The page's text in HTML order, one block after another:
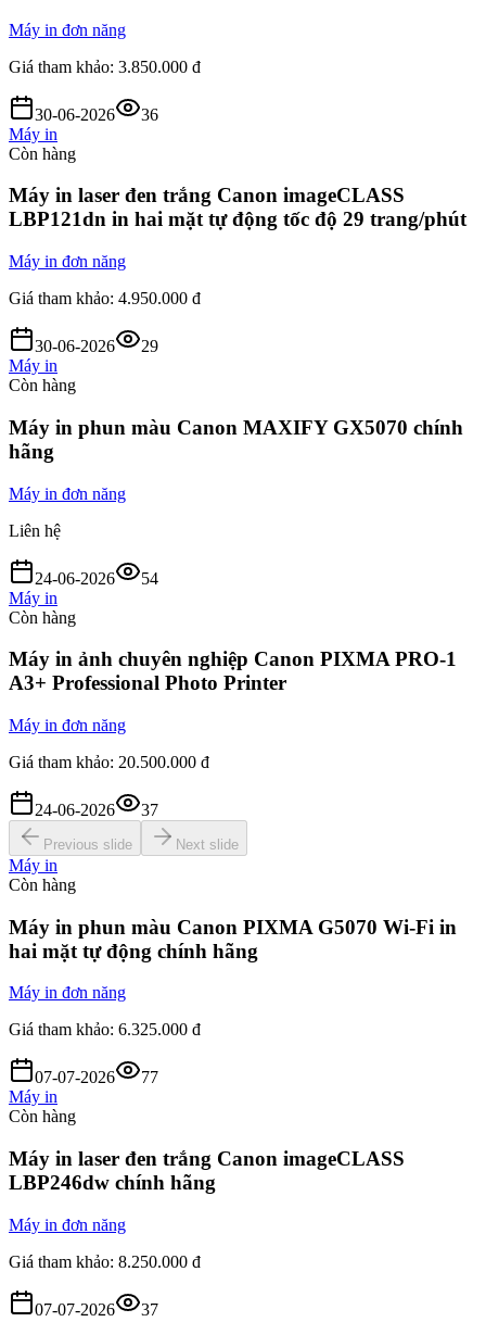
Máy in đơn năng
Giá tham khảo: 3.850.000 đ
30-06-2026
36
Máy in
Còn hàng
Máy in laser đen trắng Canon imageCLASS
LBP121dn in hai mặt tự động tốc độ 29 trang/phút
Máy in đơn năng
Giá tham khảo: 4.950.000 đ
30-06-2026
29
Máy in
Còn hàng
Máy in phun màu Canon MAXIFY GX5070 chính
hãng
Máy in đơn năng
Liên hệ
24-06-2026
54
Máy in
Còn hàng
Máy in ảnh chuyên nghiệp Canon PIXMA PRO-1
A3+ Professional Photo Printer
Máy in đơn năng
Giá tham khảo: 20.500.000 đ
24-06-2026 37
Previous slide Next slide
Máy in
Còn hàng
Máy in phun màu Canon PIXMA G5070 Wi-Fi in
hai mặt tự động chính hãng
Máy in đơn năng
Giá tham khảo: 6.325.000 đ
07-07-2026
77
Máy in
Còn hàng
Máy in laser đen trắng Canon imageCLASS
LBP246dw chính hãng
Máy in đơn năng
Giá tham khảo: 8.250.000 đ
07-07-2026
37